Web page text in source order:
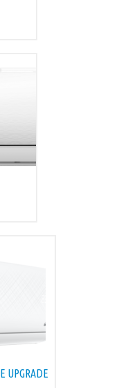
UPGRADE